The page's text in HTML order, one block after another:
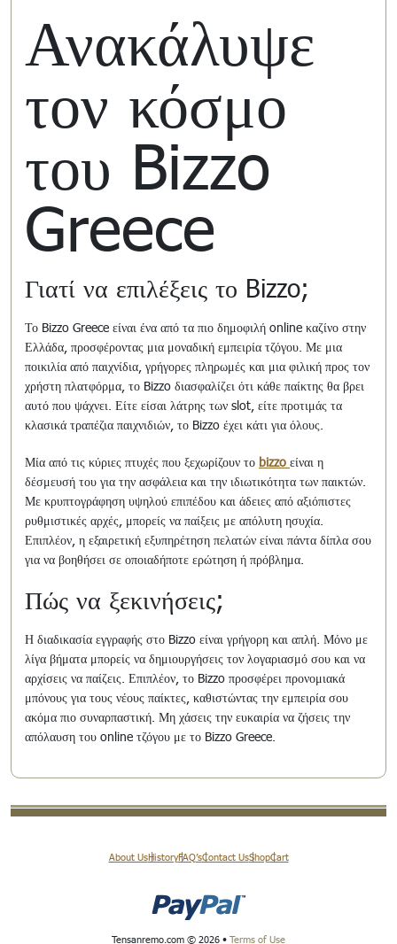
Ανακάλυψε
τον κόσμο
του Bizzo
Greece
Γιατί να επιλέξεις το Bizzo;
Το Bizzo Greece είναι ένα από τα πιο δημοφιλή online καζίνο στην
Ελλάδα, προσφέροντας μια μοναδική εμπειρία τζόγου. Με μια
ποικιλία από παιχνίδια, γρήγορες πληρωμές και μια φιλική προς τον
χρήστη πλατφόρμα, το Bizzo διασφαλίζει ότι κάθε παίκτης θα βρει
αυτό που ψάχνει. Είτε είσαι λάτρης των slot, είτε προτιμάς τα
κλασικά τραπέζια παιχνιδιών, το Bizzo έχει κάτι για όλους.
Μία από τις κύριες πτυχές που ξεχωρίζουν το bizzo είναι η
δέσμευσή του για την ασφάλεια και την ιδιωτικότητα των παικτών.
Με κρυπτογράφηση υψηλού επιπέδου και άδειες από αξιόπιστες
ρυθμιστικές αρχές, μπορείς να παίξεις με απόλυτη ησυχία.
Επιπλέον, η εξαιρετική εξυπηρέτηση πελατών είναι πάντα δίπλα σου
για να βοηθήσει σε οποιαδήποτε ερώτηση ή πρόβλημα.
Πώς να ξεκινήσεις;
Η διαδικασία εγγραφής στο Bizzo είναι γρήγορη και απλή. Μόνο με
λίγα βήματα μπορείς να δημιουργήσεις τον λογαριασμό σου και να
αρχίσεις να παίζεις. Επιπλέον, το Bizzo προσφέρει προνομιακά
μπόνους για τους νέους παίκτες, καθιστώντας την εμπειρία σου
ακόμα πιο συναρπαστική. Μη χάσεις την ευκαιρία να ζήσεις την
απόλαυση του online τζόγου με το Bizzo Greece.
About UsHistoryFAQ’sContact UsShopCart
Tensanremo.com © 2026 • Terms of Use